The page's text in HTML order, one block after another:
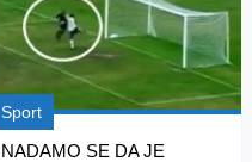
Sport
NADAMO SE DA JE